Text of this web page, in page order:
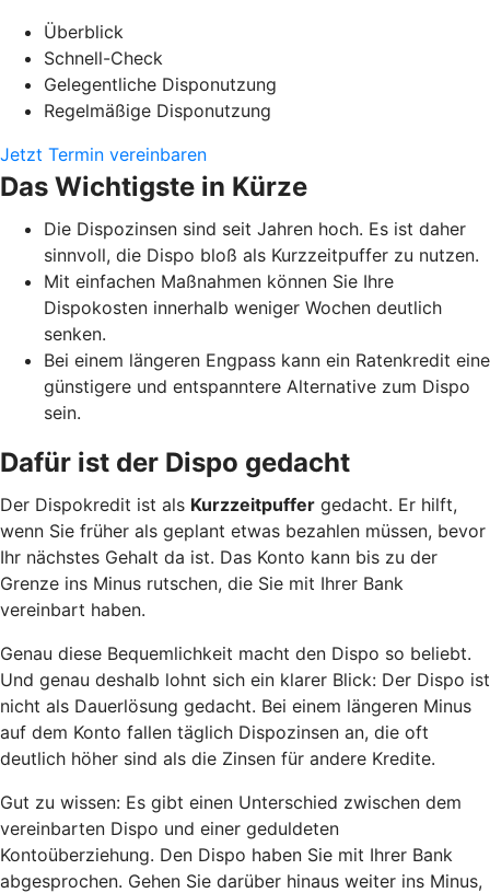
Überblick
Schnell-Check
Gelegentliche Disponutzung
Regelmäßige Disponutzung
Jetzt Termin vereinbaren
Das Wichtigste in Kürze
Die Dispozinsen sind seit Jahren hoch. Es ist daher
sinnvoll, die Dispo bloß als Kurzzeitpuffer zu nutzen.
Mit einfachen Maßnahmen können Sie Ihre
Dispokosten innerhalb weniger Wochen deutlich
senken.
Bei einem längeren Engpass kann ein Ratenkredit eine
günstigere und entspanntere Alternative zum Dispo
sein.
Dafür ist der Dispo gedacht
Der Dispokredit ist als Kurzzeitpuffer gedacht. Er hilft,
wenn Sie früher als geplant etwas bezahlen müssen, bevor
Ihr nächstes Gehalt da ist. Das Konto kann bis zu der
Grenze ins Minus rutschen, die Sie mit Ihrer Bank
vereinbart haben.
Genau diese Bequemlichkeit macht den Dispo so beliebt.
Und genau deshalb lohnt sich ein klarer Blick: Der Dispo ist
nicht als Dauerlösung gedacht. Bei einem längeren Minus
auf dem Konto fallen täglich Dispozinsen an, die oft
deutlich höher sind als die Zinsen für andere Kredite.
Gut zu wissen: Es gibt einen Unterschied zwischen dem
vereinbarten Dispo und einer geduldeten
Kontoüberziehung. Den Dispo haben Sie mit Ihrer Bank
abgesprochen. Gehen Sie darüber hinaus weiter ins Minus,